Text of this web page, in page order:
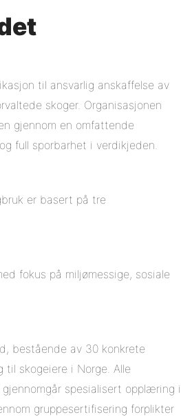
til ansvarlig anskaffelse av
skoger. Organisasjonen
gjennom en omfattende
full sporbarhet i verdikjeden.
er basert på tre
fokus på miljømessige, sosiale
bestående av 30 konkrete
til skogeiere i Norge. Alle
spesialisert opplæring i
gruppesertifisering forplikter